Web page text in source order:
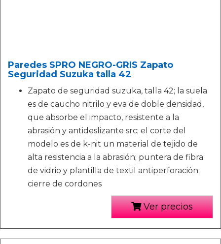
Paredes SPRO NEGRO-GRIS Zapato
Seguridad Suzuka talla 42
Zapato de seguridad suzuka, talla 42; la suela
es de caucho nitrilo y eva de doble densidad,
que absorbe el impacto, resistente a la
abrasión y antideslizante src; el corte del
modelo es de k-nit un material de tejido de
alta resistencia a la abrasión; puntera de fibra
de vidrio y plantilla de textil antiperforación;
cierre de cordones
Ver precios